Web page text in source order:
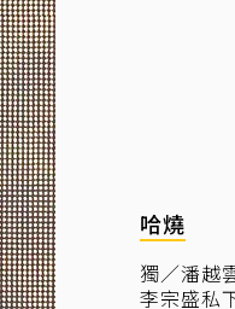
哈燒
獨／潘越
李宗盛私